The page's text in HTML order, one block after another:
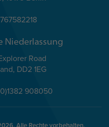
Niederlassung
Road
DD2 1EG
908050